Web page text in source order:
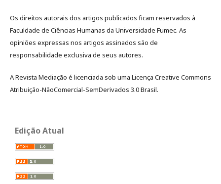
Os direitos autorais dos artigos publicados ficam reservados à
Faculdade de Ciências Humanas da Universidade Fumec. As
opiniões expressas nos artigos assinados são de
responsabilidade exclusiva de seus autores.
A Revista Mediação é licenciada sob uma Licença Creative Commons
Atribuição-NãoComercial-SemDerivados 3.0 Brasil.
Edição Atual